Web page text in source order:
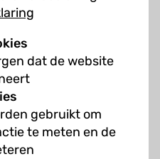
dat de website
gebruikt om
te meten en de